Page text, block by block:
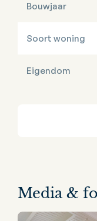
Bouwjaar
Soort woning
Eigendom
Media &